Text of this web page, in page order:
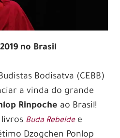
no Brasil
Bodisatva (CEBB)
a vinda do grande
Rinpoche ao Brasil!
livros Buda Rebeldee
Dzogchen Ponlop